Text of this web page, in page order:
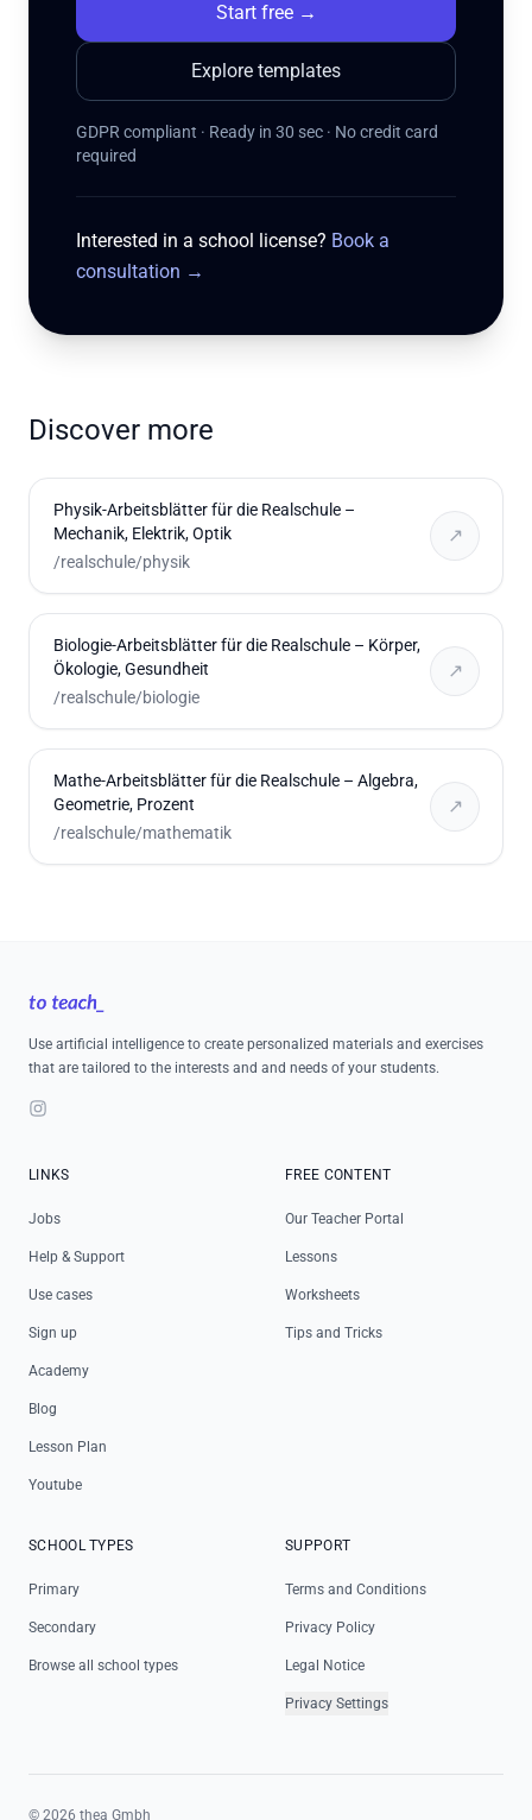
Start free→
Explore templates
GDPR compliant · Ready in 30 sec · No credit card
required
Interested in a school license? Book a
consultation →
Discover more
Physik-Arbeitsblätter für die Realschule –
Mechanik, Elektrik, Optik
/realschule/physik
↗
Biologie-Arbeitsblätter für die Realschule – Körper,
Ökologie, Gesundheit
/realschule/biologie
↗
Mathe-Arbeitsblätter für die Realschule – Algebra,
Geometrie, Prozent
/realschule/mathematik
↗
Use artificial intelligence to create personalized materials and exercises
that are tailored to the interests and and needs of your students.
Instagram
LINKS
Jobs
Help & Support
Use cases
Sign up
Academy
Blog
Lesson Plan
Youtube
FREE CONTENT
Our Teacher Portal
Lessons
Worksheets
Tips and Tricks
SCHOOL TYPES
Primary
Secondary
Browse all school types
SUPPORT
Terms and Conditions
Privacy Policy
Legal Notice
Privacy Settings
© 2026 thea Gmbh